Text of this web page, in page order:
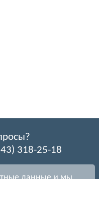
318-25-18
данные и мы